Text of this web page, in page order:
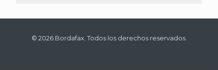
© 2026 Bordafax. Todos los derechos reservados.